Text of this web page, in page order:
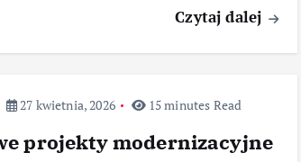
Czytaj dalej
27 kwietnia, 2026 15 minutes Read
projekty modernizacyjne